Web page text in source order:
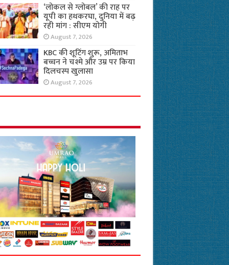
‘लोकल से ग्लोबल’ की राह पर
यूपी का हथकरघा, दुनिया में बढ़
रही मांग : सीएम योगी
August 7, 2026
KBC की शूटिंग शुरू, अमिताभ
बच्चन ने चश्मे और उम्र पर किया
दिलचस्प खुलासा
August 7, 2026